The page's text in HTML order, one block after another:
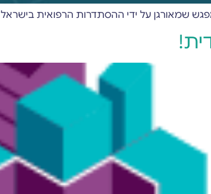
שמאורגן על ידי ההסתדרות הרפואית בישראל